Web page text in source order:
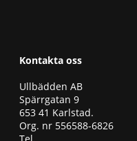
Kontakta oss
Ullbädden AB
Spärrgatan 9
653 41 Karlstad.
Org. nr 556588-6826